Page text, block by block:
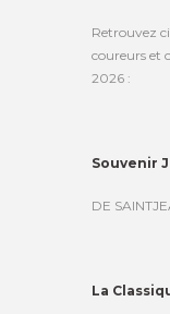
Retrouvez
coureurs et
2026 :
Souvenir
DE
La